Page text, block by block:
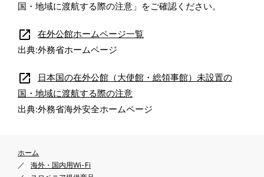
国・地域に渡航する際の注意」をご確認ください。
open_in_new
在外公館ホームページ一覧
出典:外務省ホームページ
open_in_new
日本国の在外公館（大使館・総領事館）未設置の
国・地域に渡航する際の注意
出典:外務省海外安全ホームページ
ホーム
海外・国内用Wi-Fi